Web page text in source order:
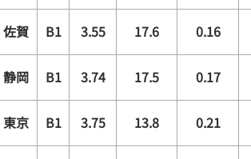
佐賀 B1 3.55 17.6 0.16
静岡 B1 3.74 17.5 0.17
東京 B1 3.75 13.8 0.21